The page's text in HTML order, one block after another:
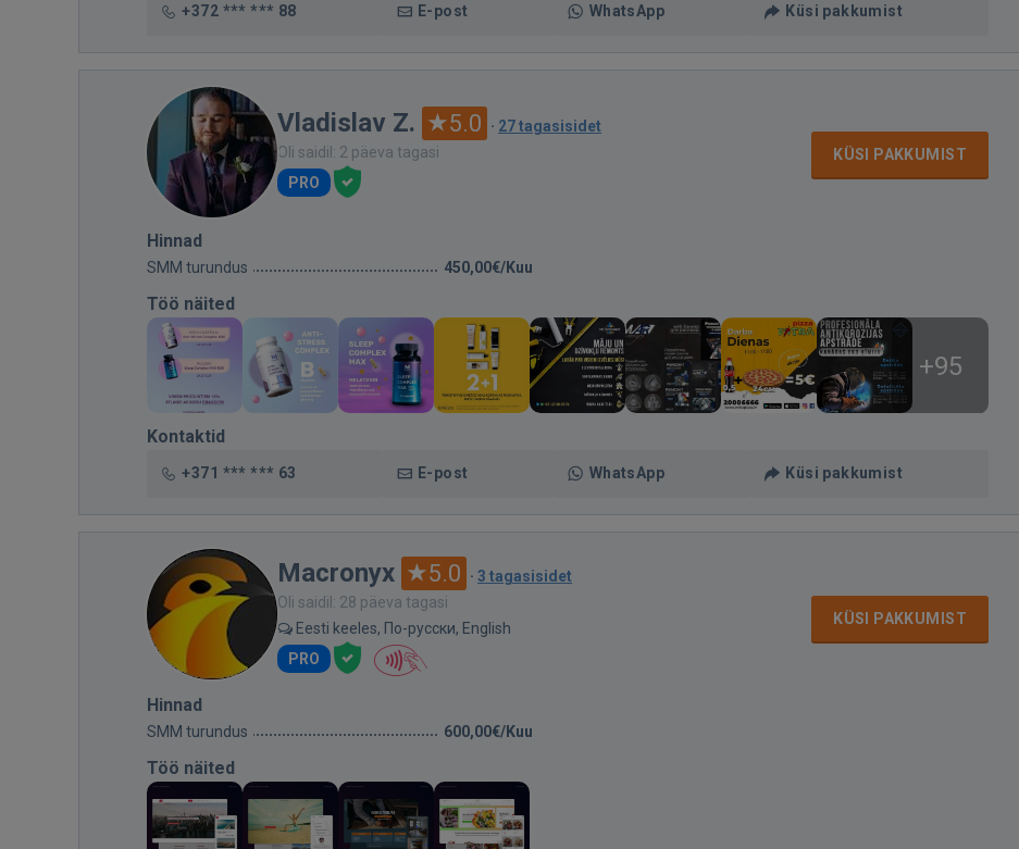
+372 *** *** 88 E-post WhatsApp Küsi pakkumist
Vladislav Z. 5.0 · 27 tagasisidet
Oli saidil: 2 päeva tagasi
PRO
KÜSI PAKKUMIST
Hinnad
SMM turundus 450,00€/Kuu
Töö näited
+95
Kontaktid
+371 *** *** 63 E-post WhatsApp Küsi pakkumist
Macronyx 5.0 · 3 tagasisidet
Oli saidil: 28 päeva tagasi
Eesti keeles, По-русски, English
PRO
KÜSI PAKKUMIST
Hinnad
SMM turundus 600,00€/Kuu
Töö näited